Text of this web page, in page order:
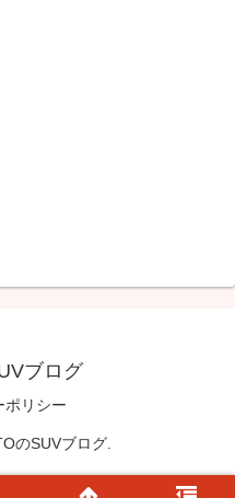
ブログ
ポリシー
のSUVブログ.